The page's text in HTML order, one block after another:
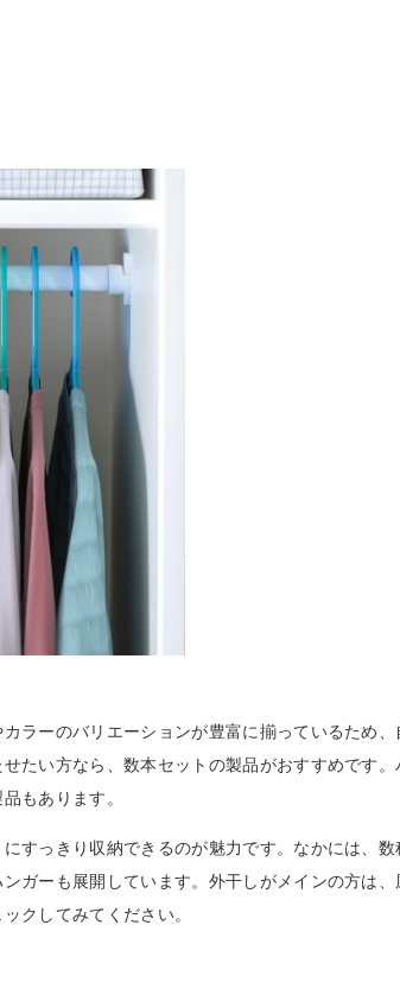
ラーのバリエーションが豊富に揃っているため、
たい方なら、数本セットの製品がおすすめです
もあります。
すっきり収納できるのが魅力です。なかには、数
ガーも展開しています。外干しがメインの方は、
クしてみてください。